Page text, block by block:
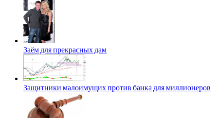
Заём для прекрасных дам
Защитники малоимущих против банка для миллионеров